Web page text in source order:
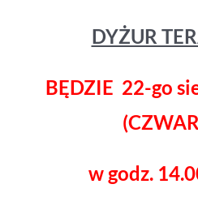
DYŻUR
BĘDZIE 22-go
w godz.